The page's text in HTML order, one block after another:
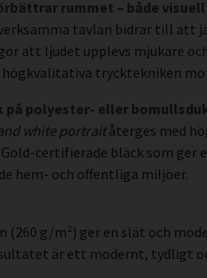
rummet – både
tavlan bidrar till att
att ljudet upplevs mjukare
trycktekniken
på polyester- eller
white portraitåterges med
Gold-certifierade bläck som
hem- och offentliga miljöer.
(260 g/m²) ger en slät och
är ett modernt, tydligt